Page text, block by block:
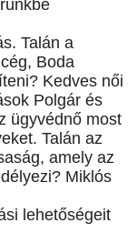
Talán a
Boda
Kedves női
Polgár és
ügyvédnő most
Talán az
amely az
Miklós
lehetőségeit